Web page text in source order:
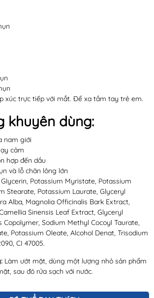
xúc trực tiếp với mắt. Để xa tầm tay trẻ em.
khuyên dùng:
nam giới
cảm
hợp đến dầu
và lỗ chân lông lớn
Potassium Myristate, Potassium
Stearate, Potassium Laurate, Glyceryl
Alba, Magnolia Officinalis Bark Extract,
Sinensis Leaf Extract, Glyceryl
Copolymer, Sodium Methyl Cocoyl Taurate,
Potassium Oleate, Alcohol Denat, Trisodium
CI 47005.
Làm ướt mặt, dùng một lượng nhỏ sản phẩm
sau đó rửa sạch với nước.